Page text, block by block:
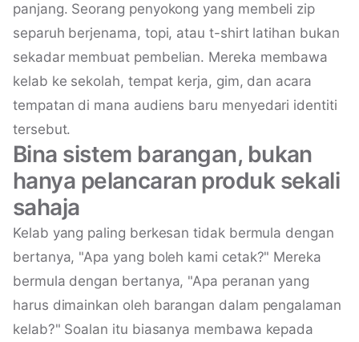
panjang. Seorang penyokong yang membeli zip
separuh berjenama, topi, atau t-shirt latihan bukan
sekadar membuat pembelian. Mereka membawa
kelab ke sekolah, tempat kerja, gim, dan acara
tempatan di mana audiens baru menyedari identiti
tersebut.
Bina sistem barangan, bukan
hanya pelancaran produk sekali
sahaja
Kelab yang paling berkesan tidak bermula dengan
bertanya, "Apa yang boleh kami cetak?" Mereka
bermula dengan bertanya, "Apa peranan yang
harus dimainkan oleh barangan dalam pengalaman
kelab?" Soalan itu biasanya membawa kepada